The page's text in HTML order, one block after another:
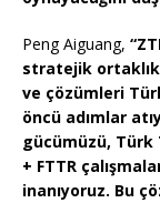
Peng Aiguang,
stratejik
ve çözümleri
öncü adımlar
gücümüzü, Türk
+ FTTR
inanıyoruz. Bu